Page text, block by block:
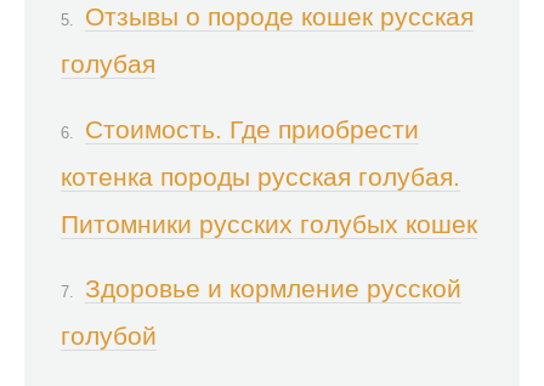
Отзывы о породе кошек русская
голубая
Стоимость. Где приобрести
котенка породы русская голубая.
Питомники русских голубых кошек
Здоровье и кормление русской
голубой